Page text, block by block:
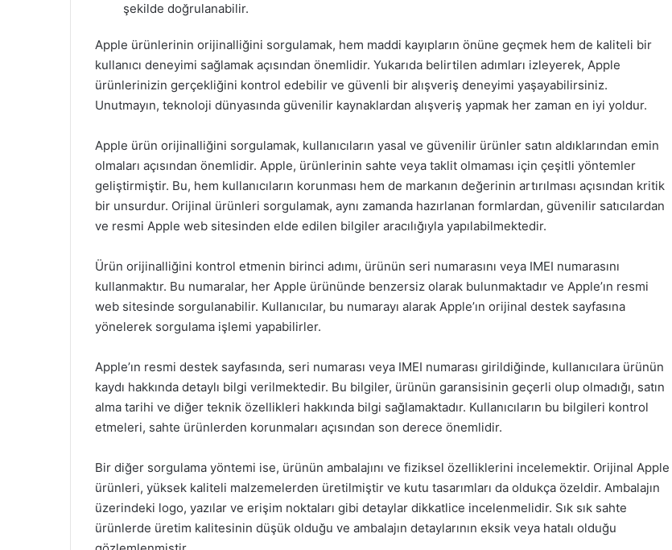
şekilde doğrulanabilir.
Apple ürünlerinin orijinalliğini sorgulamak, hem maddi kayıpların önüne geçmek hem de kaliteli bir
kullanıcı deneyimi sağlamak açısından önemlidir. Yukarıda belirtilen adımları izleyerek, Apple
ürünlerinizin gerçekliğini kontrol edebilir ve güvenli bir alışveriş deneyimi yaşayabilirsiniz.
Unutmayın, teknoloji dünyasında güvenilir kaynaklardan alışveriş yapmak her zaman en iyi yoldur.
Apple ürün orijinalliğini sorgulamak, kullanıcıların yasal ve güvenilir ürünler satın aldıklarından emin
olmaları açısından önemlidir. Apple, ürünlerinin sahte veya taklit olmaması için çeşitli yöntemler
geliştirmiştir. Bu, hem kullanıcıların korunması hem de markanın değerinin artırılması açısından kritik
bir unsurdur. Orijinal ürünleri sorgulamak, aynı zamanda hazırlanan formlardan, güvenilir satıcılardan
ve resmi Apple web sitesinden elde edilen bilgiler aracılığıyla yapılabilmektedir.
Ürün orijinalliğini kontrol etmenin birinci adımı, ürünün seri numarasını veya IMEI numarasını
kullanmaktır. Bu numaralar, her Apple ürününde benzersiz olarak bulunmaktadır ve Apple’ın resmi
web sitesinde sorgulanabilir. Kullanıcılar, bu numarayı alarak Apple’ın orijinal destek sayfasına
yönelerek sorgulama işlemi yapabilirler.
Apple’ın resmi destek sayfasında, seri numarası veya IMEI numarası girildiğinde, kullanıcılara ürünün
kaydı hakkında detaylı bilgi verilmektedir. Bu bilgiler, ürünün garansisinin geçerli olup olmadığı, satın
alma tarihi ve diğer teknik özellikleri hakkında bilgi sağlamaktadır. Kullanıcıların bu bilgileri kontrol
etmeleri, sahte ürünlerden korunmaları açısından son derece önemlidir.
Bir diğer sorgulama yöntemi ise, ürünün ambalajını ve fiziksel özelliklerini incelemektir. Orijinal Apple
ürünleri, yüksek kaliteli malzemelerden üretilmiştir ve kutu tasarımları da oldukça özeldir. Ambalajın
üzerindeki logo, yazılar ve erişim noktaları gibi detaylar dikkatlice incelenmelidir. Sık sık sahte
ürünlerde üretim kalitesinin düşük olduğu ve ambalajın detaylarının eksik veya hatalı olduğu